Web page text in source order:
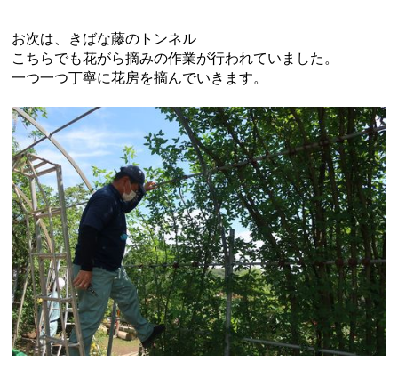
お次は、きばな藤のトンネル
こちらでも花がら摘みの作業が行われていました。
一つ一つ丁寧に花房を摘んでいきます。